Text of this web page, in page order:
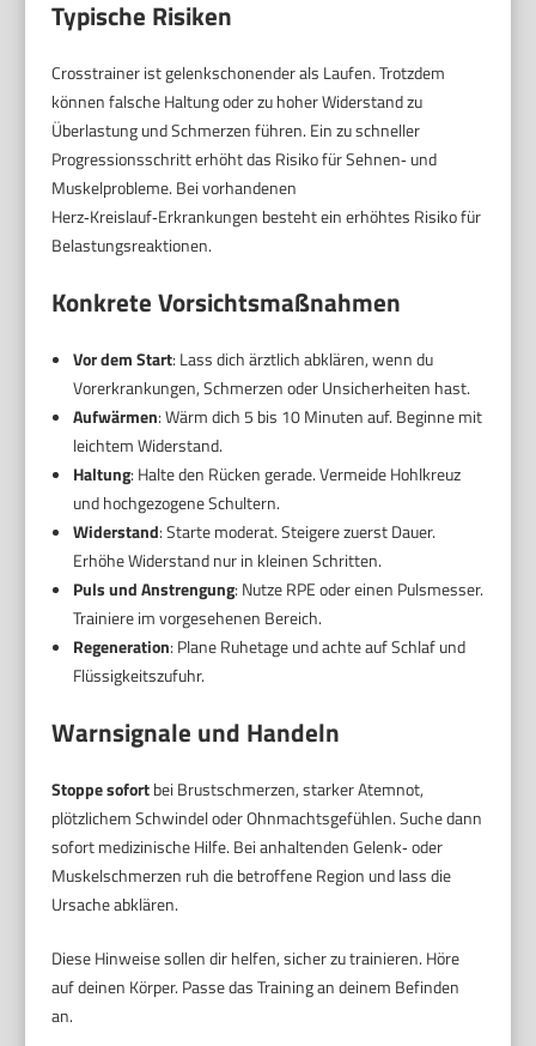
Typische Risiken
Crosstrainer ist gelenkschonender als Laufen. Trotzdem
können falsche Haltung oder zu hoher Widerstand zu
Überlastung und Schmerzen führen. Ein zu schneller
Progressionsschritt erhöht das Risiko für Sehnen‑ und
Muskelprobleme. Bei vorhandenen
Herz‑Kreislauf‑Erkrankungen besteht ein erhöhtes Risiko für
Belastungsreaktionen.
Konkrete Vorsichtsmaßnahmen
Vor dem Start: Lass dich ärztlich abklären, wenn du
Vorerkrankungen, Schmerzen oder Unsicherheiten hast.
Aufwärmen: Wärm dich 5 bis 10 Minuten auf. Beginne mit
leichtem Widerstand.
Haltung: Halte den Rücken gerade. Vermeide Hohlkreuz
und hochgezogene Schultern.
Widerstand: Starte moderat. Steigere zuerst Dauer.
Erhöhe Widerstand nur in kleinen Schritten.
Puls und Anstrengung: Nutze RPE oder einen Pulsmesser.
Trainiere im vorgesehenen Bereich.
Regeneration: Plane Ruhetage und achte auf Schlaf und
Flüssigkeitszufuhr.
Warnsignale und Handeln
Stoppe sofortbei Brustschmerzen, starker Atemnot,
plötzlichem Schwindel oder Ohnmachtsgefühlen. Suche dann
sofort medizinische Hilfe. Bei anhaltenden Gelenk‑ oder
Muskelschmerzen ruh die betroffene Region und lass die
Ursache abklären.
Diese Hinweise sollen dir helfen, sicher zu trainieren. Höre
auf deinen Körper. Passe das Training an deinem Befinden
an.